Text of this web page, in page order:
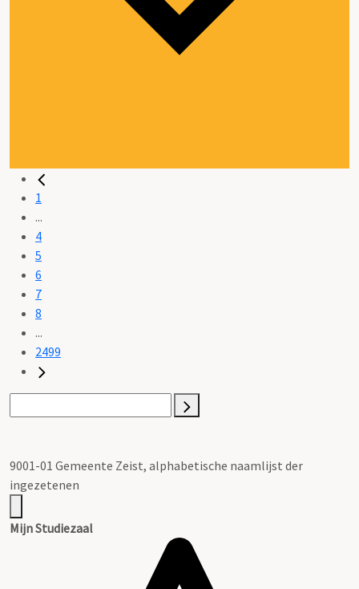
1
...
4
5
6
7
8
...
2499
9001-01 Gemeente Zeist, alphabetische naamlijst der
ingezetenen
Mijn Studiezaal